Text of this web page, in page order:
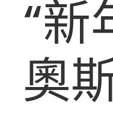
“新
奧